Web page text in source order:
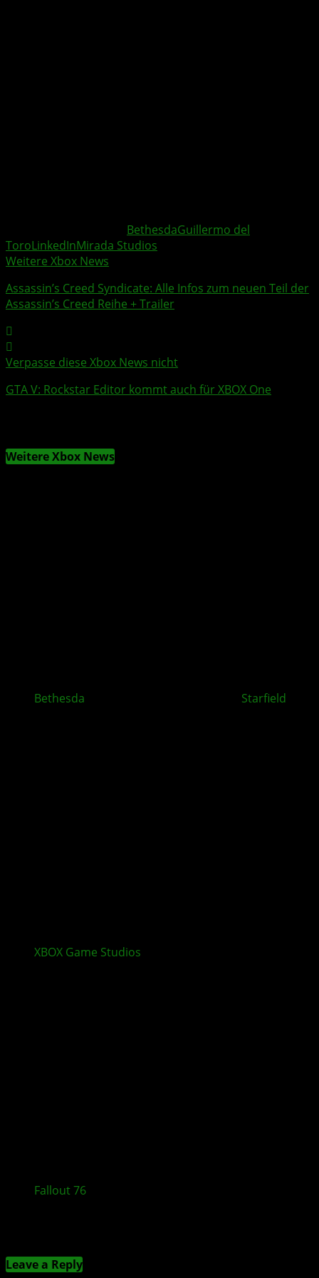
BethesdaGuillermo del
ToroLinkedInMirada Studios
Weitere Xbox News
Assassin’s Creed Syndicate: Alle Infos zum neuen Teil der
Assassin’s Creed Reihe + Trailer
Verpasse diese Xbox News nicht
GTA V: Rockstar Editor kommt auch fürXBOX One
Weitere Xbox News
Bethesda Starfield
XBOX Game Studios
Fallout 76
Leave a Reply